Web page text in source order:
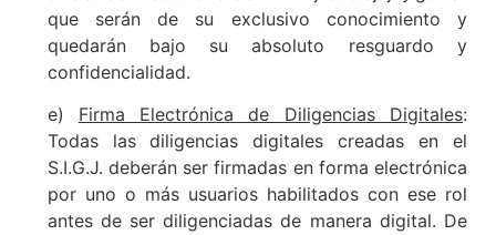
que serán de su exclusivo conocimiento y
quedarán bajo su absoluto resguardo y
confidencialidad.
e) Firma Electrónica de Diligencias Digitales:
Todas las diligencias digitales creadas en el
S.I.G.J. deberán ser firmadas en forma electrónica
por uno o más usuarios habilitados con ese rol
antes de ser diligenciadas de manera digital. De